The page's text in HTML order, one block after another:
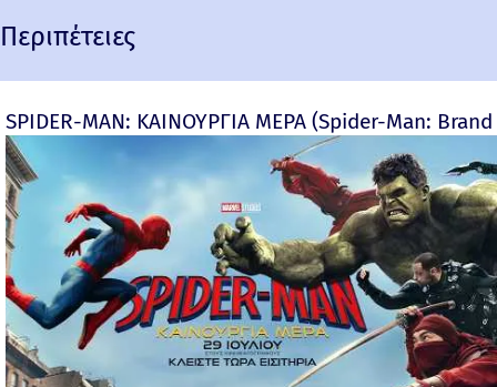
Περιπέτειες
SPIDER-MAN: ΚΑΙΝΟΥΡΓΙΑ ΜΕΡΑ (Spider-Man: